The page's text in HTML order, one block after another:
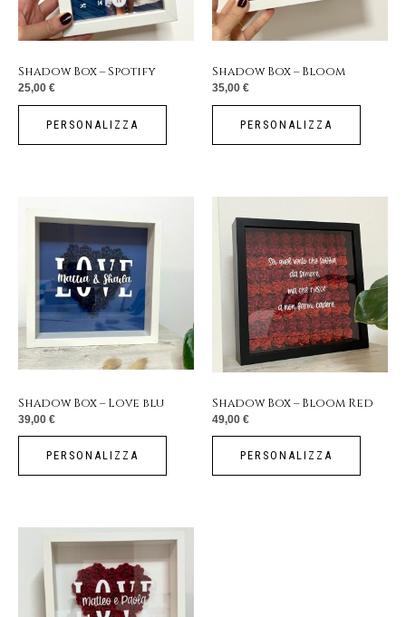
Shadow Box – Spotify
25,00 €
PERSONALIZZA
Shadow Box – Bloom
35,00 €
PERSONALIZZA
Shadow Box – Love blu
39,00 €
PERSONALIZZA
Shadow Box – Bloom Red
49,00 €
PERSONALIZZA